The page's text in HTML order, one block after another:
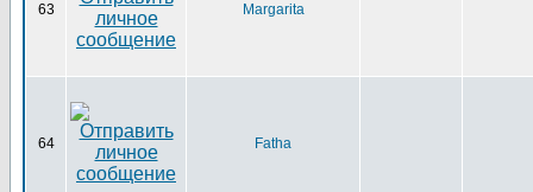
63 Margarita
64 Fatha